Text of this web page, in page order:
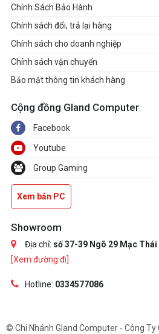
Chính Sách Bảo Hành
Chính sách đổi, trả lại hàng
Chính sách cho doanh nghiệp
Chính sách vận chuyển
Bảo mật thông tin khách hàng
Cộng đồng Gland Computer
Facebook
Youtube
Group Gaming
Xem bản PC
Showroom
Địa chỉ: số 37-39 Ngõ 29 Mạc
[Xem đường đi]
Hotline: 0334577086
© Chi Nhánh Gland Computer - Công